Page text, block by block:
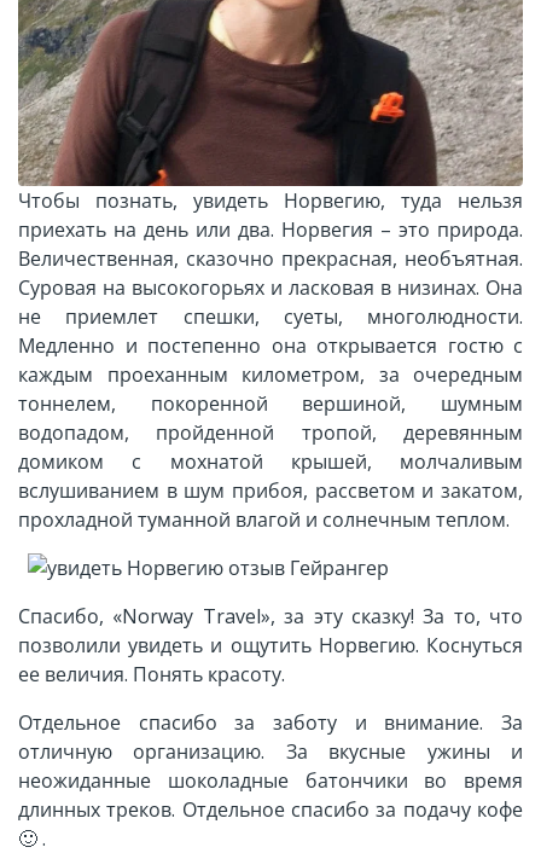
Чтобы познать, увидеть Норвегию, туда нельзя
приехать на день или два. Норвегия – это природа.
Величественная, сказочно прекрасная, необъятная.
Суровая на высокогорьях и ласковая в низинах. Она
не приемлет спешки, суеты, многолюдности.
Медленно и постепенно она открывается гостю с
каждым проеханным километром, за очередным
тоннелем, покоренной вершиной, шумным
водопадом, пройденной тропой, деревянным
домиком с мохнатой крышей, молчаливым
вслушиванием в шум прибоя, рассветом и закатом,
прохладной туманной влагой и солнечным теплом.
Спасибо, «Norway Travel», за эту сказку! За то, что
позволили увидеть и ощутить Норвегию. Коснуться
ее величия. Понять красоту.
Отдельное спасибо за заботу и внимание. За
отличную организацию. За вкусные ужины и
неожиданные шоколадные батончики во время
длинных треков. Отдельное спасибо за подачу кофе
🙂.